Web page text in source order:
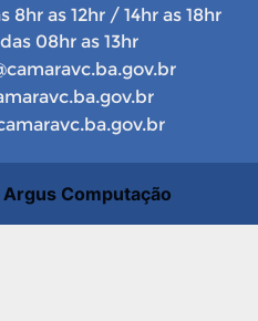
8hr as 12hr / 14hr as 18hr
08hr as 13hr
Argus Computação